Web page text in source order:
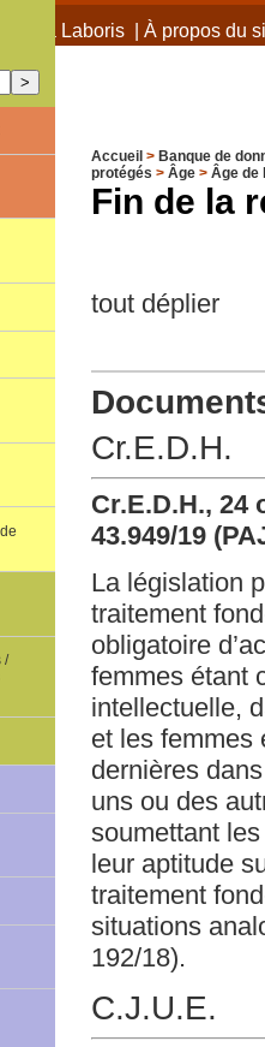
Terra Laboris| À propos du
Accueil > Banque de
protégés > Âge> Âge de
Fin de la
tout déplier
Cr.E.D.H.
Cr.E.D.H., 24
43.949/19
La législation
traitement
obligatoire
femmes étant
intellectuelle,
et les femmes
dernières
uns ou des
soumettant
leur aptitude
traitement
situations
192/18).
C.J.U.E.
/